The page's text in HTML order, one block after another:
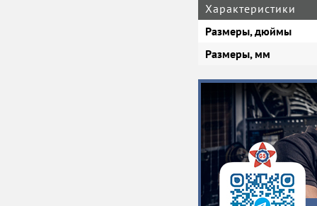
Характеристики
Размеры, дюймы
Размеры, мм